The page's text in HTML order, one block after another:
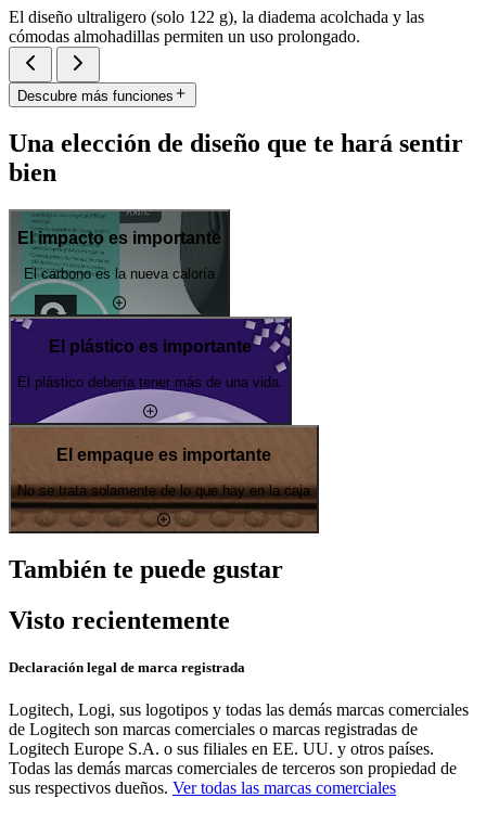
El diseño ultraligero (solo 122 g), la diadema acolchada y las
cómodas almohadillas permiten un uso prolongado.
Descubre más funciones
Una elección de diseño que te hará sentir
bien
El impacto es importante
El carbono es la nueva caloría
El plástico es importante
El plástico debería tener más de una vida.
El empaque es importante
No se trata solamente de lo que hay en la caja
También te puede gustar
Visto recientemente
Declaración legal de marca registrada
Logitech, Logi, sus logotipos y todas las demás marcas comerciales
de Logitech son marcas comerciales o marcas registradas de
Logitech Europe S.A. o sus filiales en EE. UU. y otros países.
Todas las demás marcas comerciales de terceros son propiedad de
sus respectivos dueños. Ver todas las marcas comerciales